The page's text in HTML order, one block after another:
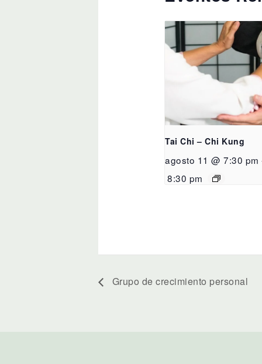
Tai Chi – Chi Kung
agosto 11 @ 7:30 pm
8:30 pm
Grupo de crecimiento personal